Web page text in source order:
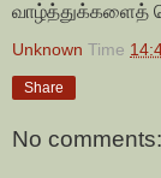
வாழ்த்துக்களைத்
Unknown Time
Share
No comments: